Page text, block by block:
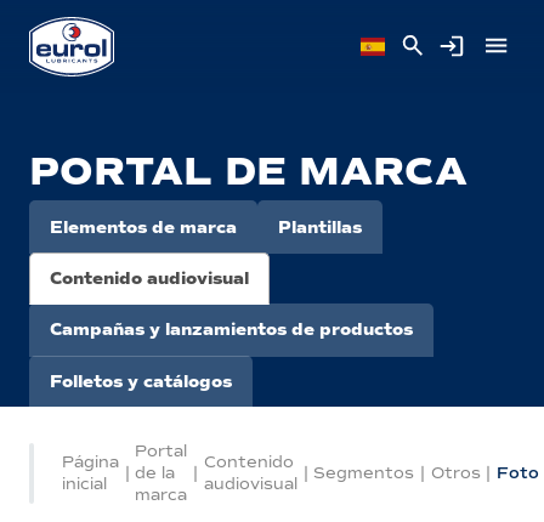
PORTAL DE MARCA
Elementos de marca Plantillas
Contenido audiovisual
Campañas y lanzamientos de productos
Folletos y catálogos
Página
inicial
|
Portal
de la
marca
|
Contenido
audiovisual
| Segmentos | Otros | Foto